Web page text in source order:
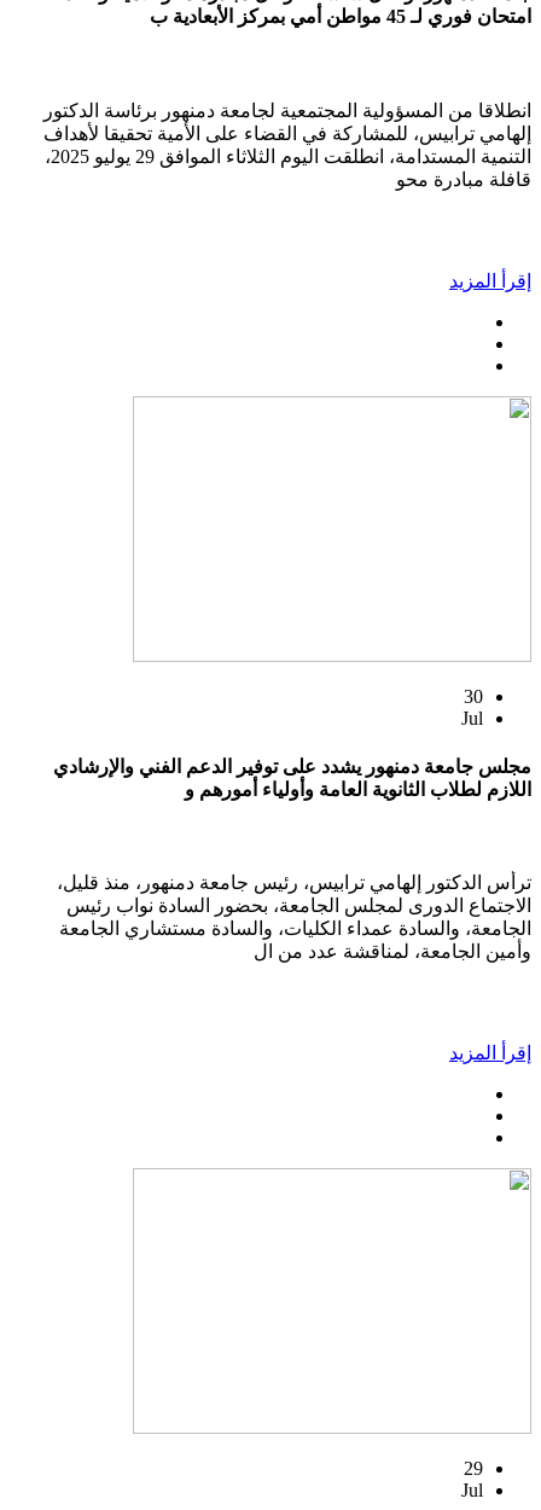
امتحان فوري لـ 45 مواطن أمي بمركز الأبعادية ب
انطلاقا من المسؤولية المجتمعية لجامعة دمنهور برئاسة الدكتور
إلهامي ترابيس، للمشاركة في القضاء على الأمية تحقيقا لأهداف
التنمية المستدامة، انطلقت اليوم الثلاثاء الموافق 29 يوليو 2025،
قافلة مبادرة محو
إقرأ المزيد
30
Jul
مجلس جامعة دمنهور يشدد على توفير الدعم الفني والإرشادي
اللازم لطلاب الثانوية العامة وأولياء أمورهم و
ترأس الدكتور إلهامي ترابيس، رئيس جامعة دمنهور، منذ قليل،
الاجتماع الدورى لمجلس الجامعة، بحضور السادة نواب رئيس
الجامعة، والسادة عمداء الكليات، والسادة مستشاري الجامعة
وأمين الجامعة، لمناقشة عدد من ال
إقرأ المزيد
29
Jul